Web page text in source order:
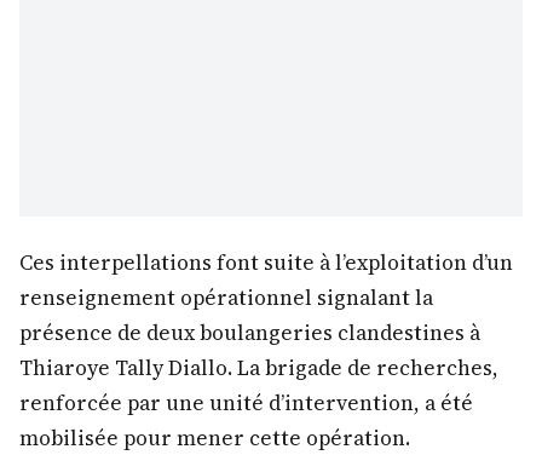
Ces interpellations font suite à l’exploitation d’un
renseignement opérationnel signalant la
présence de deux boulangeries clandestines à
Thiaroye Tally Diallo. La brigade de recherches,
renforcée par une unité d’intervention, a été
mobilisée pour mener cette opération.